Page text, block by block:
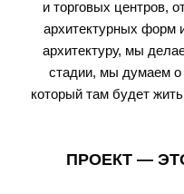
и торговых центров,
архитектурных форм
архитектуру, мы
стадии, мы думаем о
который там будет
ПРОЕКТ —